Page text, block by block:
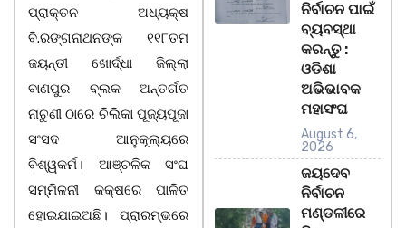
ପ୍ରାକ୍ତନ ଅଧ୍ୟକ୍ଷ
ବି.ରଙ୍ଗନାଥନଙ୍କ ୧୧୮ତମ
ଜୟନ୍ତୀ ଖୋର୍ଦ୍ଧା ଜିଲ୍ଲା
ବାଣପୁର ବ୍ଲକ ଅନ୍ତର୍ଗତ
ନାଚୁଣୀ ଠାରେ ଚିଲିକା ପୂଜ୍ୟପୂଜା
ସଂସଦ ଆନୁକୂଲ୍ୟରେ
ବିଶ୍ୱକର୍ମ। ଆଞ୍ଚଳିକ ସଂଘ
ସମ୍ମିଳନୀ କକ୍ଷରେ ପାଳିତ
ହୋଇଯାଇଅଛି। ପ୍ରାରମ୍ଭରେ
ନିର୍ବାଚନ ପାଇଁ
ବ୍ୟବସ୍ଥା
କରନ୍ତୁ :
ଓଡିଶା
ଅଭିଭାବକ
ମହାସଂଘ
August 6,
2026
ଜୟଦେବ
ନିର୍ବାଚନ
ମଣ୍ଡଳୀରେ